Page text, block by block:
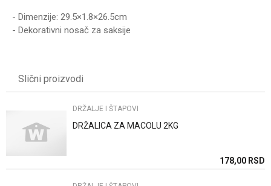
- Dimenzije: 29.5×1.8×26.5cm
- Dekorativni nosač za saksije
Poruka
Slični proizvodi
DRŽALJE I ŠTAPOVI
DRŽALICA ZA MACOLU 2KG
178,00 RSD